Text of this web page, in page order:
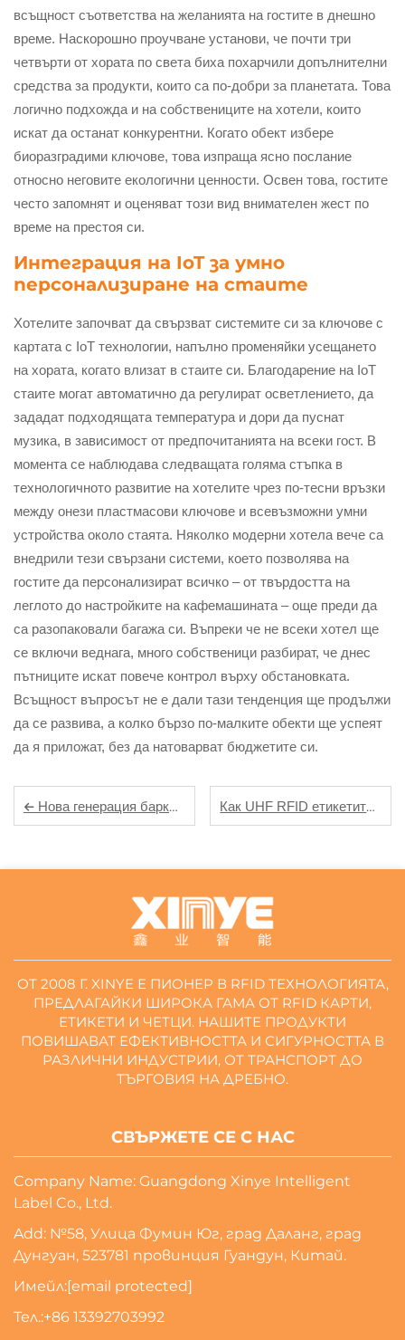
всъщност съответства на желанията на гостите в днешно
време. Наскорошно проучване установи, че почти три
четвърти от хората по света биха похарчили допълнителни
средства за продукти, които са по-добри за планетата. Това
логично подхожда и на собствениците на хотели, които
искат да останат конкурентни. Когато обект избере
биоразградими ключове, това изпраща ясно послание
относно неговите екологични ценности. Освен това, гостите
често запомнят и оценяват този вид внимателен жест по
време на престоя си.
Интеграция на IoT за умно
персонализиране на стаите
Хотелите започват да свързват системите си за ключове с
картата с IoT технологии, напълно променяйки усещането
на хората, когато влизат в стаите си. Благодарение на IoT
стаите могат автоматично да регулират осветлението, да
зададат подходящата температура и дори да пуснат
музика, в зависимост от предпочитанията на всеки гост. В
момента се наблюдава следващата голяма стъпка в
технологичното развитие на хотелите чрез по-тесни връзки
между онези пластмасови ключове и всевъзможни умни
устройства около стаята. Няколко модерни хотела вече са
внедрили тези свързани системи, което позволява на
гостите да персонализират всичко – от твърдостта на
леглото до настройките на кафемашината – още преди да
са разопаковали багажа си. Въпреки че не всеки хотел ще
се включи веднага, много собственици разбират, че днес
пътниците искат повече контрол върху обстановката.
Всъщност въпросът не е дали тази тенденция ще продължи
да се развива, а колко бързо по-малките обекти ще успеят
да я приложат, без да натоварват бюджетите си.
Нова генерация баркод етикети: Идентификация на газови цилиндри, устойчиви към високи температури и корозия Как UHF RFID етикетите променят управлението на логистическата верига
ОТ 2008 Г. XINYE Е ПИОНЕР В RFID ТЕХНОЛОГИЯТА,
ПРЕДЛАГАЙКИ ШИРОКА ГАМА ОТ RFID КАРТИ,
ЕТИКЕТИ И ЧЕТЦИ. НАШИТЕ ПРОДУКТИ
ПОВИШАВАТ ЕФЕКТИВНОСТТА И СИГУРНОСТТА В
РАЗЛИЧНИ ИНДУСТРИИ, ОТ ТРАНСПОРТ ДО
ТЪРГОВИЯ НА ДРЕБНО.
СВЪРЖЕТЕ СЕ С НАС
Company Name: Guangdong Xinye Intelligent
Label Co., Ltd.
Add: №58, Улица Фумин Юг, град Даланг, град
Дунгуан, 523781 провинция Гуандун, Китай.
Имейл:[email protected]
Тел.:+86 13392703992